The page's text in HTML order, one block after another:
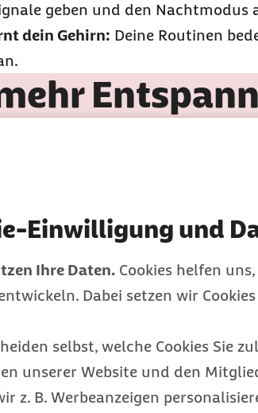
Einwilligung und
Ihre Daten. Cookies helfen
Dabei setzen wir
selbst, welche Cookies Sie
unserer Website und den
z. B. Werbeanzeigen
geben und den Nachtmodus
dein Gehirn: Deine Routinen
praktischen Tipps lernst du